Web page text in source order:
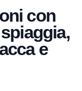
con
e